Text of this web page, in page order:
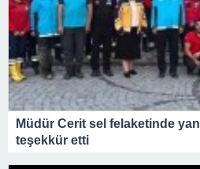
Müdür Cerit sel felaketinde
teşekkür etti